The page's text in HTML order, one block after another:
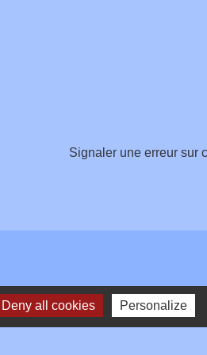
Signaler une erreur sur
Deny all cookies Personalize